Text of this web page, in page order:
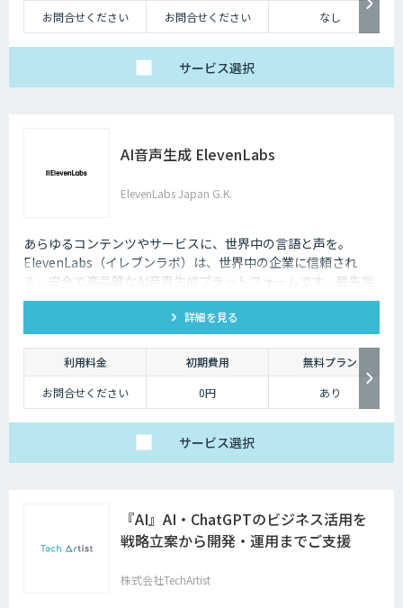
お問合せください
お問合せください なし
サービス選択
AI音声生成 ElevenLabs
ElevenLabs Japan G.K.
あらゆるコンテンツやサービスに、世界中の言語と声を。
ElevenLabs（イレブンラボ）は、世界中の企業に信頼され
る、安全で高品質なAI音声生成プラットフォームです。最先端
の技術で自然な音声を生成し、多言語対応やボイスクローニン
グ機能も、悪用を防ぐ倫理的ガードレールの中で提供します。
詳細を見る
利用料金 初期費用
無料プラン
お問合せください
0円 あり
サービス選択
『AI』AI・ChatGPTのビジネス活用を
戦略立案から開発・運用までご支援
株式会社TechArtist